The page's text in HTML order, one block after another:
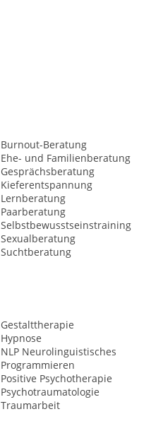
Burnout-Beratung
Ehe- und Familienberatung
Gesprächsberatung
Kieferentspannung
Lernberatung
Paarberatung
Selbstbewusstseinstraining
Sexualberatung
Suchtberatung
Gestalttherapie
Hypnose
NLP Neurolinguistisches
Programmieren
Positive Psychotherapie
Psychotraumatologie
Traumarbeit